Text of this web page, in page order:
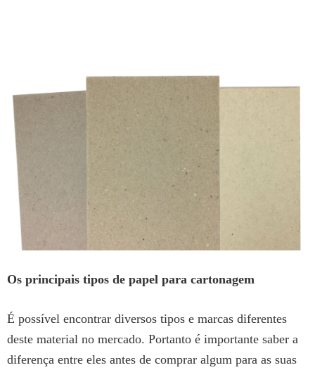
Os principais tipos de papel para cartonagem
É possível encontrar diversos tipos e marcas diferentes
deste material no mercado. Portanto é importante saber a
diferença entre eles antes de comprar algum para as suas